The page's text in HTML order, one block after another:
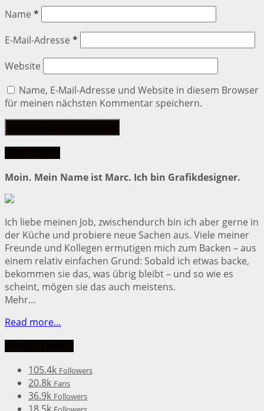
Name *
E-Mail-Adresse *
Website
Name, E-Mail-Adresse und Website in diesem Browser
für meinen nächsten Kommentar speichern.
Moin. Mein Name ist Marc. Ich bin Grafikdesigner.
Ich liebe meinen Job, zwischendurch bin ich aber gerne in
der Küche und probiere neue Sachen aus. Viele meiner
Freunde und Kollegen ermutigen mich zum Backen – aus
einem relativ einfachen Grund: Sobald ich etwas backe,
bekommen sie das, was übrig bleibt – und so wie es
scheint, mögen sie das auch meistens.
Mehr…
Read more…
105.4k Followers
20.8k Fans
36.9k Followers